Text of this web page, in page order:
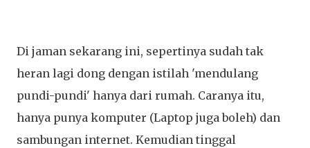
Di jaman sekarang ini, sepertinya sudah tak
heran lagi dong dengan istilah 'mendulang
pundi-pundi' hanya dari rumah. Caranya itu,
hanya punya komputer (Laptop juga boleh) dan
sambungan internet. Kemudian tinggal